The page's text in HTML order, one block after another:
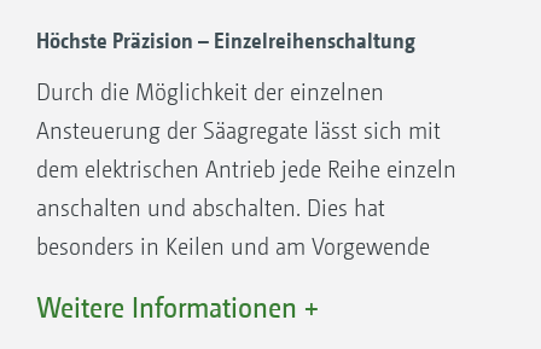
Das vereinzelte Korn präzise geschossen
Sobald das vereinzelte Korn die Schussstrecke
erreicht, wird der Anpressdruck durch die
Lochbedeckungsrolle unterbrochen und das
Korn wird – am Optogeber vorbei – in die
Schussstrecke geschossen und gelangt so in
Höchste Präzision – Einzelreihenschaltung
Durch die Möglichkeit der einzelnen
Ansteuerung der Säagregate lässt sich mit
dem elektrischen Antrieb jede Reihe einzeln
anschalten und abschalten. Dies hat
besonders in Keilen und am Vorgewende
Weitere Informationen +